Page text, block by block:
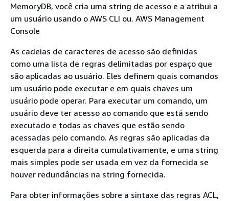
MemoryDB, você cria uma string de acesso e a atribui a
um usuário usando o AWS CLI ou. AWS Management
Console
As cadeias de caracteres de acesso são definidas
como uma lista de regras delimitadas por espaço que
são aplicadas ao usuário. Eles definem quais comandos
um usuário pode executar e em quais chaves um
usuário pode operar. Para executar um comando, um
usuário deve ter acesso ao comando que está sendo
executado e todas as chaves que estão sendo
acessadas pelo comando. As regras são aplicadas da
esquerda para a direita cumulativamente, e uma string
mais simples pode ser usada em vez da fornecida se
houver redundâncias na string fornecida.
Para obter informações sobre a sintaxe das regras ACL,